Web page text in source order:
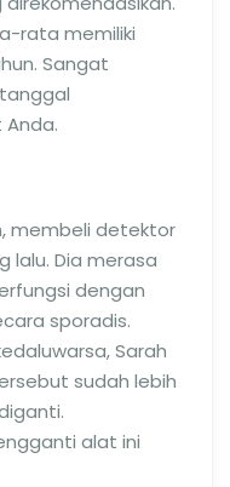
rata memiliki
Sangat
membeli detektor
lalu. Dia merasa
dengan
sporadis.
Sarah
sudah lebih
alat ini